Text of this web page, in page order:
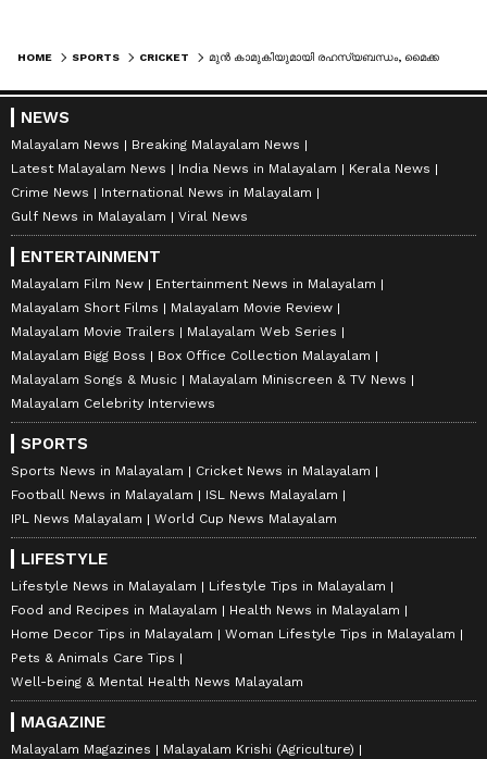
HOME SPORTS CRICKET
NEWS
Malayalam News
Breaking Malayalam News
Latest Malayalam News
India News in Malayalam
Kerala News
Crime News
International News in Malayalam
Gulf News in Malayalam
Viral News
ENTERTAINMENT
Malayalam Film New
Entertainment News in Malayalam
Malayalam Short Films
Malayalam Movie Review
Malayalam Movie Trailers
Malayalam Web Series
Malayalam Bigg Boss
Box Office Collection Malayalam
Malayalam Songs & Music
Malayalam Miniscreen & TV News
Malayalam Celebrity Interviews
SPORTS
Sports News in Malayalam
Cricket News in Malayalam
Football News in Malayalam
ISL News Malayalam
IPL News Malayalam
World Cup News Malayalam
LIFESTYLE
Lifestyle News in Malayalam
Lifestyle Tips in Malayalam
Food and Recipes in Malayalam
Health News in Malayalam
Home Decor Tips in Malayalam
Woman Lifestyle Tips in Malayalam
Pets & Animals Care Tips
Well-being & Mental Health News Malayalam
MAGAZINE
Malayalam Magazines
Malayalam Krishi (Agriculture)